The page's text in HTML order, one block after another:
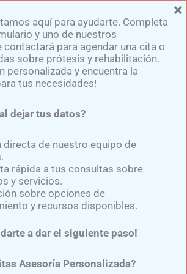
Vendaje Para El
septiembre 3, 2024
para enrollar elmuñónde un
cubrir lesiones cutáneas y dejar
aquí para ayudarte. Completa
y uno de nuestros
para agendar una cita o
sobre prótesis y rehabilitación.
personalizada y encuentra la
tus necesidades!
dejar tus datos?
directa de nuestro equipo de
rápida a tus consultas sobre
y servicios.
sobre opciones de
y recursos disponibles.
a dar el siguiente paso!
Asesoría Personalizada?
×